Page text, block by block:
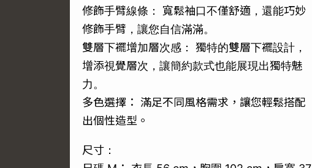
修飾手臂線條： 寬鬆袖口不僅舒適，還能巧妙
修飾手臂，讓您自信滿滿。
雙層下襬增加層次感： 獨特的雙層下襬設計，
增添視覺層次，讓簡約款式也能展現出獨特魅
力。
多色選擇： 滿足不同風格需求，讓您輕鬆搭配
出個性造型。
尺寸：